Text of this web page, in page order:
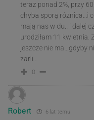
teraz ponad 2%, przy
chyba sporą różnica…i
mają nas w du.. i dalej
urodziłam 11 kwietnia.
jeszcze nie ma…gdyby
żarli…
0
Robert 6 lat temu